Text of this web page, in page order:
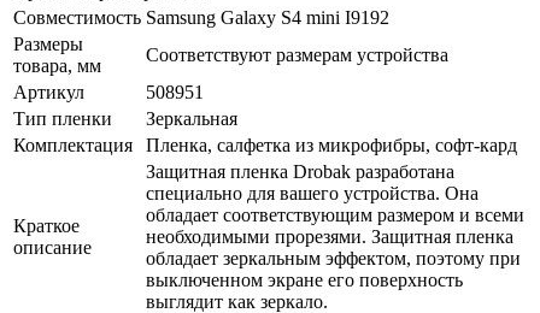
Совместимость Samsung Galaxy S4 mini I9192
Размеры
товара, мм
Соответствуют размерам устройства
Артикул
508951
Тип пленки
Зеркальная
Комплектация
Пленка, салфетка из микрофибры, софт-кард
Краткое
описание
Защитная пленка Drobak разработана
специально для вашего устройства. Она
обладает соответствующим размером и всеми
необходимыми прорезями. Защитная пленка
обладает зеркальным эффектом, поэтому при
выключенном экране его поверхность
выглядит как зеркало.